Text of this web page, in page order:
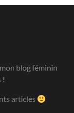
blog féminin
!
articles